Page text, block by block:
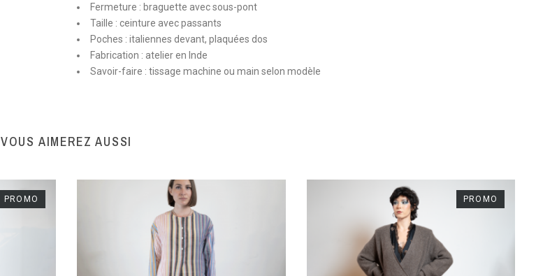
Fermeture : braguette avec sous-pont
Taille : ceinture avec passants
Poches : italiennes devant, plaquées dos
Fabrication : atelier en Inde
Savoir-faire : tissage machine ou main selon modèle
VOUS AIMEREZ AUSSI
PROMO PROMO